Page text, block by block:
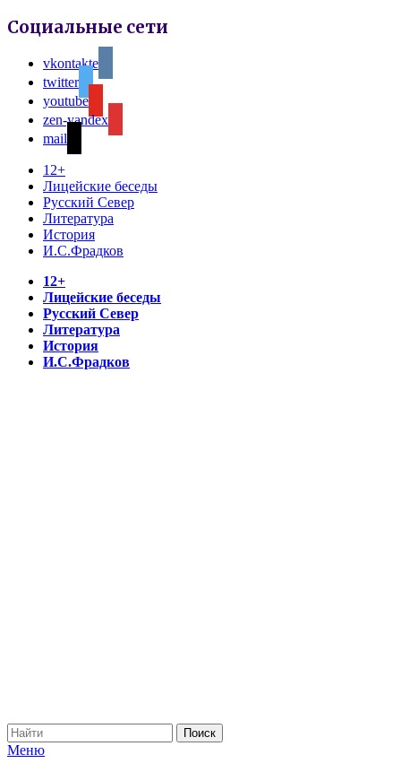
Социальные сети
vkontakte
twitter
youtube
zen-yandex
mail
12+
Лицейские беседы
Русский Север
Литература
История
И.С.Фрадков
12+
Лицейские беседы
Русский Север
Литература
История
И.С.Фрадков
Меню